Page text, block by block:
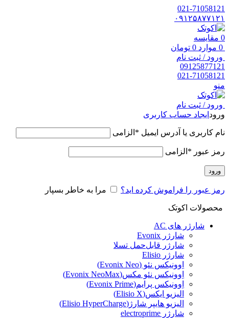
021-71058121
۰۹۱۲۵۸۷۷۱۲۱
0 مقایسه
0 موارد 0 تومان
ورود / ثبت نام
09125877121
021-71058121
منو
ورود / ثبت نام
ورود ایجاد حساب کاربری
نام کاربری یا آدرس ایمیل * الزامی
رمز عبور * الزامی
ورود
رمز عبور را فراموش کرده اید؟ مرا به خاطر بسپار
محصولات اکوتک
شارژر های AC
شارژر Evonix
شارژر قابل‌حمل تسلا
شارژر Elisio
اِوونیکس نئو (Evonix Neo)
اِوونیکس نئو مکس(Evonix NeoMax)
اِوونیکس پرایم(Evonix Prime)
الیزیو ایکس(Elisio X)
الیزیو هایپر شارژ(Elisio HyperCharge)
شارژر electroprime